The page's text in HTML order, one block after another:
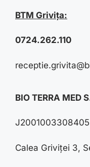
BTM Grivița:
0724.262.110
BIO TERRA MED
J2001003308405
Calea Griviței 3,